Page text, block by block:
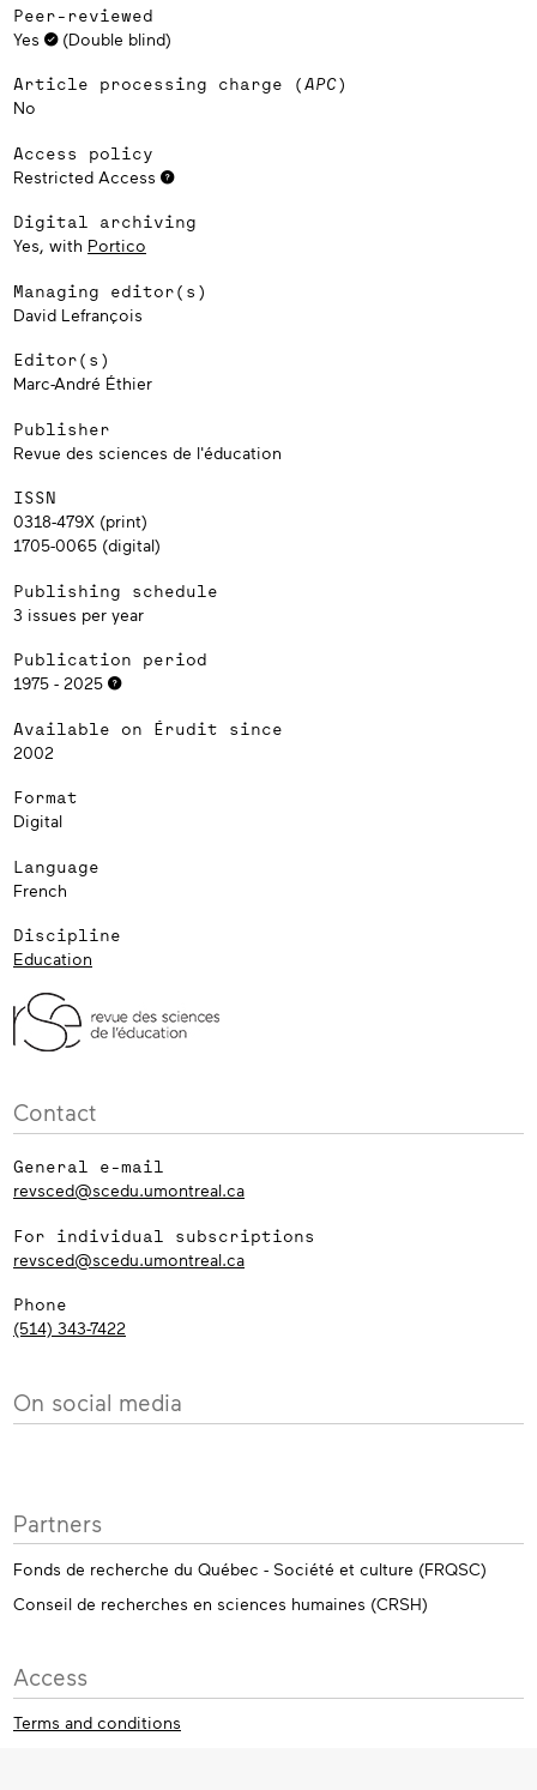
Peer-reviewed
Yes (Double blind)
Article processing charge (APC)
No
Access policy
Restricted Access
Digital archiving
Yes, with Portico
Managing editor(s)
David Lefrançois
Editor(s)
Marc-André Éthier
Publisher
Revue des sciences de l'éducation
ISSN
0318-479X (print)
1705-0065 (digital)
Publishing schedule
3 issues per year
Publication period
1975 - 2025
Available on Érudit since
2002
Format
Digital
Language
French
Discipline
Education
Contact
General e-mail
revsced@scedu.umontreal.ca
For individual subscriptions
revsced@scedu.umontreal.ca
Phone
(514) 343-7422
On social media
Partners
Fonds de recherche du Québec - Société et culture (FRQSC)
Conseil de recherches en sciences humaines (CRSH)
Access
Terms and conditions